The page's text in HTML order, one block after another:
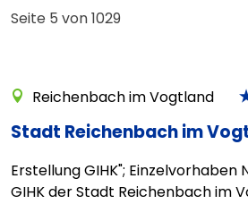
Seite 5 von 1029
Reichenbach im Vogtland
Stadt Reichenbach im
Erstellung GIHK"; Einzelvorhaben
GIHK der Stadt Reichenbach im